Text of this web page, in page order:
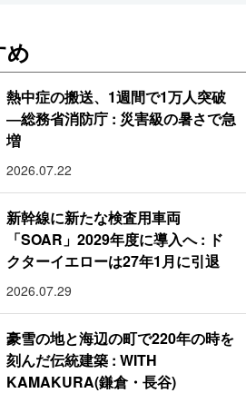
め
熱中症の搬送、1週間で1万人突破
―総務省消防庁 : 災害級の暑さで急
増
2026.07.22
新幹線に新たな検査用車両
「SOAR」2029年度に導入へ : ド
クターイエローは27年1月に引退
2026.07.29
豪雪の地と海辺の町で220年の時を
刻んだ伝統建築 : WITH
KAMAKURA(鎌倉・長谷)